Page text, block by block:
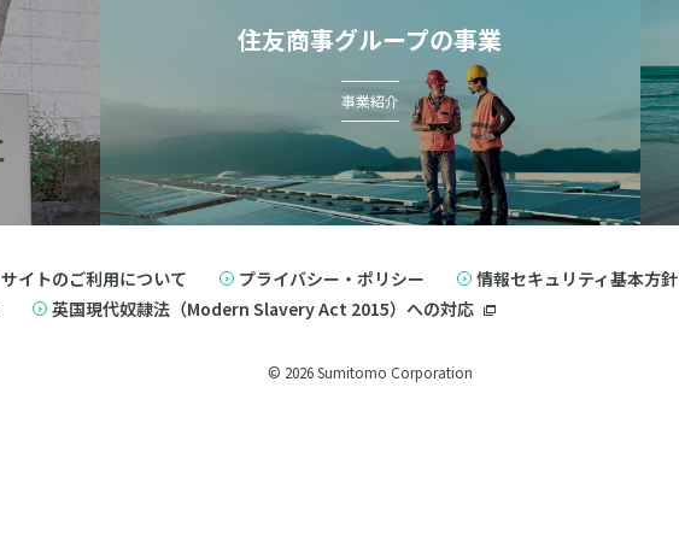
住友商事グループの事業
事業紹介
サイトのご利用について プライバシー・ポリシー 情報セキュリティ基本方針
英国現代奴隷法（Modern Slavery Act 2015）への対応
© 2026 Sumitomo Corporation